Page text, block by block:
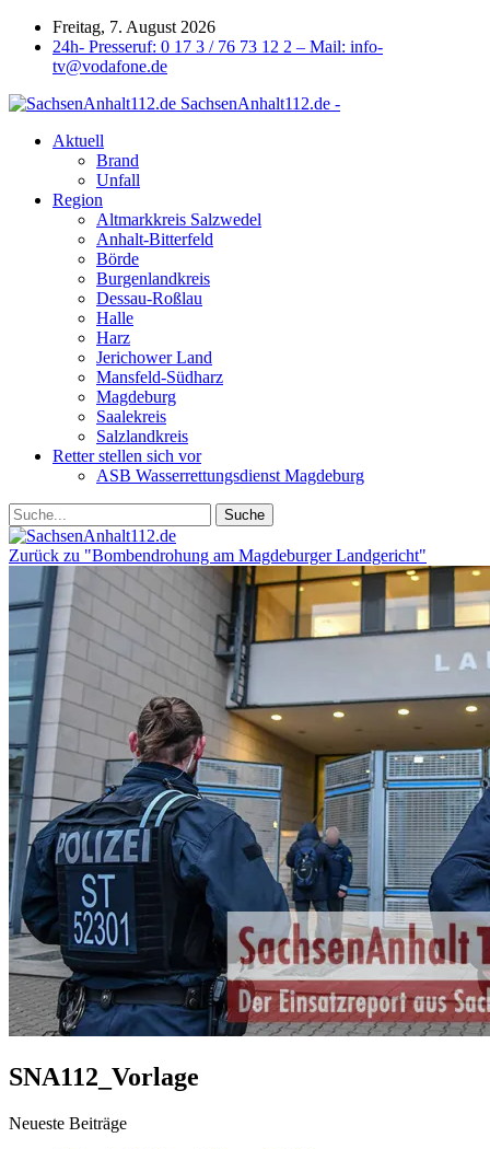
Freitag, 7. August 2026
24h- Presseruf: 0 17 3 / 76 73 12 2 – Mail: info-
tv@vodafone.de
SachsenAnhalt112.de -
Aktuell
Brand
Unfall
Region
Altmarkkreis Salzwedel
Anhalt-Bitterfeld
Börde
Burgenlandkreis
Dessau-Roßlau
Halle
Harz
Jerichower Land
Mansfeld-Südharz
Magdeburg
Saalekreis
Salzlandkreis
Retter stellen sich vor
ASB Wasserrettungsdienst Magdeburg
Zurück zu "Bombendrohung am Magdeburger Landgericht"
SNA112_Vorlage
Neueste Beiträge